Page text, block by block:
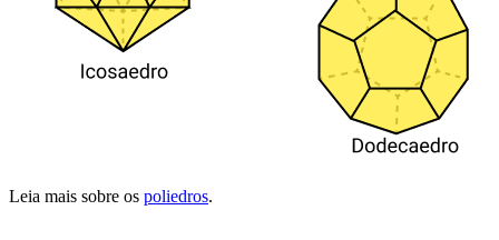
Leia mais sobre os poliedros.